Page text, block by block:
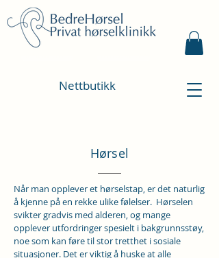
Nettbutikk
Hørsel
Når man opplever et hørselstap, er det naturlig
å kjenne på en rekke ulike følelser. Hørselen
svikter gradvis med alderen, og mange
opplever utfordringer spesielt i bakgrunnsstøy,
noe som kan føre til stor tretthet i sosiale
situasjoner. Det er viktig å huske at alle